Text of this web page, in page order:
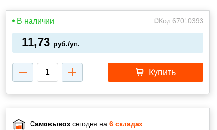
В наличии Код:67010393
11,73 руб./уп.
Купить
Самовывоз сегодня на 6 складах